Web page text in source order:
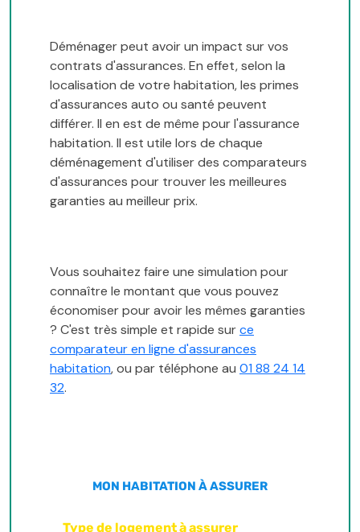
Déménager peut avoir un impact sur vos
contrats d'assurances. En effet, selon la
localisation de votre habitation, les primes
d'assurances auto ou santé peuvent
différer. Il en est de même pour l'assurance
habitation. Il est utile lors de chaque
déménagement d'utiliser des comparateurs
d'assurances pour trouver les meilleures
garanties au meilleur prix.
Vous souhaitez faire une simulation pour
connaître le montant que vous pouvez
économiser pour avoir les mêmes garanties
? C'est très simple et rapide surce
comparateur en ligne d'assurances
habitation, ou par téléphone au 01 88 24 14
32.